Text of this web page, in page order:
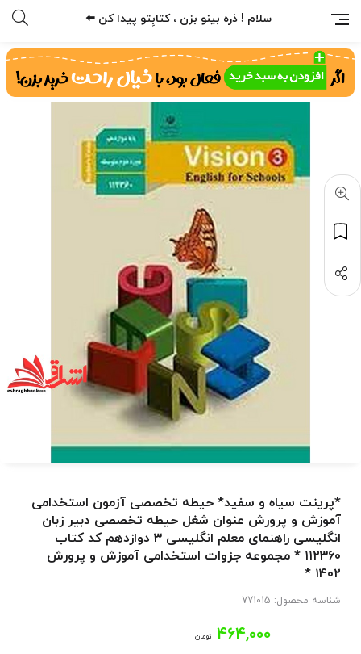
سلام ! ذره بینو بزن ، کتابِتو پیدا کن ⬅️
*پرینت سیاه و سفید* حیطه تخصصی آزمون استخدامی
آموزش و پرورش عنوان شغل حیطه تخصصی دبیر زبان
انگلیسی راهنمای معلم انگلیسی ۳ دوازدهم کد کتاب
۱۱۲۳۶۰ * مجموعه جزوات استخدامی آموزش و پرورش
۱۴۰۲ *
شناسه محصول: 771015
۴۶۴,۰۰۰ تومان